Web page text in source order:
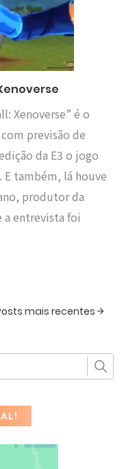
Xenoverse” é o
previsão de
da E3 o jogo
também, lá houve
produtor da
a entrevista foi
mais recentes